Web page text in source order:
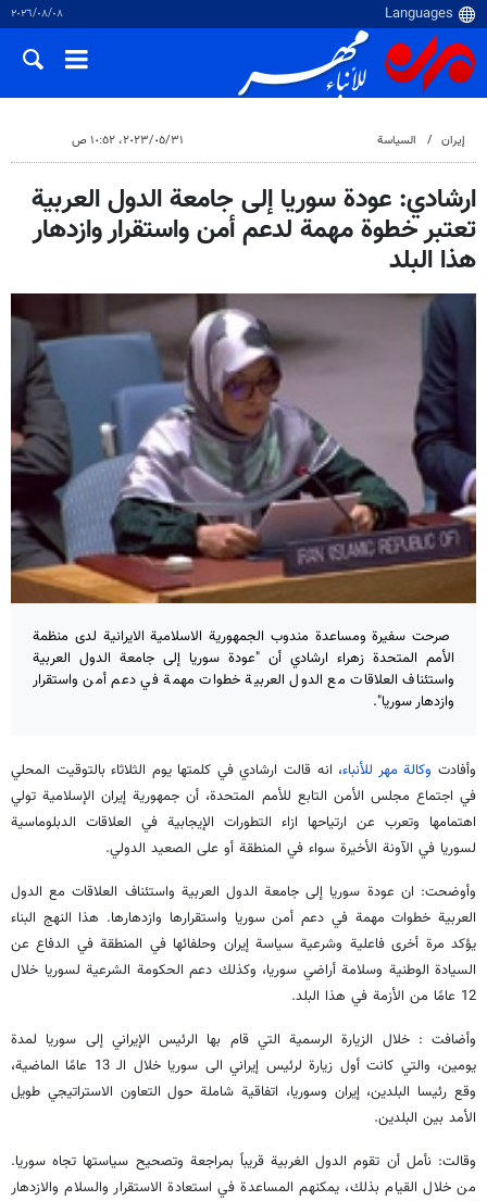
٠٨‏/٠٨‏/٢٠٢٦
إيران السياسة ٣١‏/٠٥‏/٢٠٢٣، ١٠:٥٢ ص
ارشادي: عودة سوريا إلى جامعة الدول العربية
تعتبر خطوة مهمة لدعم أمن واستقرار وازدهار
هذا البلد
صرحت سفيرة ومساعدة مندوب الجمهورية الاسلامية الايرانية لدى منظمة
الأمم المتحدة زهراء ارشادي أن "عودة سوريا إلى جامعة الدول العربية
واستئناف العلاقات مع الدول العربية خطوات مهمة في دعم أمن واستقرار
وازدهار سوريا".
وأفادت وكالة مهر للأنباء، انه قالت ارشادي في كلمتها يوم الثلاثاء بالتوقيت المحلي
في اجتماع مجلس الأمن التابع للأمم المتحدة، أن جمهورية إيران الإسلامية تولي
اهتمامها وتعرب عن ارتياحها ازاء التطورات الإيجابية في العلاقات الدبلوماسية
لسوريا في الآونة الأخيرة سواء في المنطقة أو على الصعيد الدولي.
وأوضحت: ان عودة سوريا إلى جامعة الدول العربية واستئناف العلاقات مع الدول
العربية خطوات مهمة في دعم أمن سوريا واستقرارها وازدهارها. هذا النهج البناء
يؤكد مرة أخرى فاعلية وشرعية سياسة إيران وحلفائها في المنطقة في الدفاع عن
السيادة الوطنية وسلامة أراضي سوريا، وكذلك دعم الحكومة الشرعية لسوريا خلال
12 عامًا من الأزمة في هذا البلد.
وأضافت : خلال الزيارة الرسمية التي قام بها الرئيس الإيراني إلى سوريا لمدة
يومين، والتي كانت أول زيارة لرئيس إيراني الى سوريا خلال الـ 13 عامًا الماضية،
وقع رئيسا البلدين، إيران وسوريا، اتفاقية شاملة حول التعاون الاستراتيجي طويل
الأمد بين البلدين.
وقالت: نأمل أن تقوم الدول الغربية قريباً بمراجعة وتصحيح سياستها تجاه سوريا.
من خلال القيام بذلك، يمكنهم المساعدة في استعادة الاستقرار والسلام والازدهار